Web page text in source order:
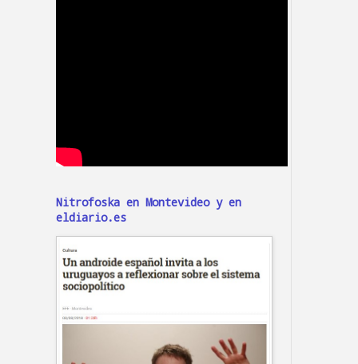
Nitrofoska en Montevideo y en
eldiario.es